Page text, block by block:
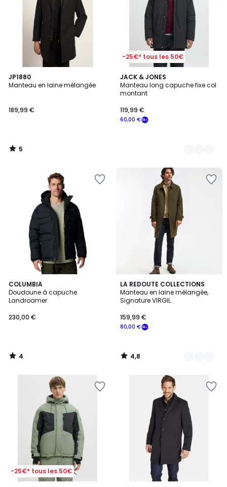
JP1880
Manteau en laine mélangée
189,99 €
5
/
5
/
-25€* tous les 50€
JACK & JONES
Manteau long capuche fixe col
montant
60,00 €
119,99 €
2
Couleurs
COLUMBIA
Doudoune à capuche
Landroamer
230,00 €
4
/
5
4
/
LA REDOUTE COLLECTIONS
Manteau en laine mélangée,
Signature VIRGIL
80,00 €
159,99 €
4,8
/ 5
2
Couleurs
4,8
/
-25€* tous les 50€